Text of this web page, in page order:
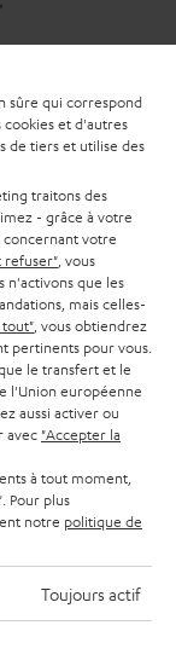
colonnes T 500
T 500 F 16
T 500 F 16
T 500 C 16
T 500 D 16
d'enceintes
de basses actif S
actif S 6000 SW
sûre qui correspond
cookies et d'autres
de tiers et utilise des
traitons des
- grâce à votre
votre
refuser" , vous
n'activons que les
mais celles-
tout" , vous obtiendrez
pertinents pour vous.
le transfert et le
l'Union européenne
aussi activer ou
avec "Accepter la
à tout moment,
Pour plus
notre politique de
Toujours actif